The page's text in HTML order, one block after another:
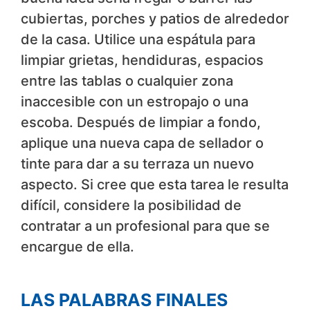
cubiertas, porches y patios de alrededor
de la casa. Utilice una espátula para
limpiar grietas, hendiduras, espacios
entre las tablas o cualquier zona
inaccesible con un estropajo o una
escoba. Después de limpiar a fondo,
aplique una nueva capa de sellador o
tinte para dar a su terraza un nuevo
aspecto. Si cree que esta tarea le resulta
difícil, considere la posibilidad de
contratar a un profesional para que se
encargue de ella.
LAS PALABRAS FINALES